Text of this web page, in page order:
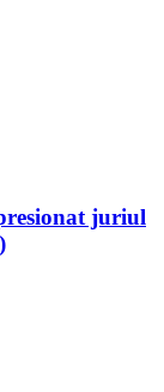
juriul